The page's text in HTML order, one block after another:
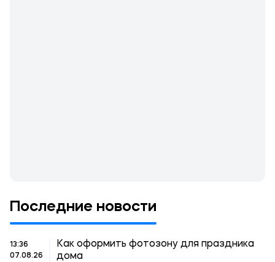
Последние новости
13:36
07.08.26
Как оформить фотозону для праздника
дома